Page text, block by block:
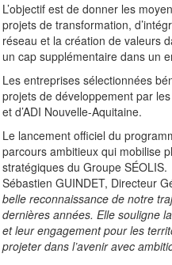
L’objectif est de donner les
projets de transformation,
réseau et la création de valeurs
un cap supplémentaire dans un
Les entreprises sélectionnées
projets de développement par
et d’ADI Nouvelle-Aquitaine.
Le lancement officiel du
parcours ambitieux qui mobilise
stratégiques du Groupe SÉOLIS.
Sébastien GUINDET, Directeur
belle reconnaissance de notre
dernières années. Elle souligne
et leur engagement pour les
projeter dans l’avenir avec